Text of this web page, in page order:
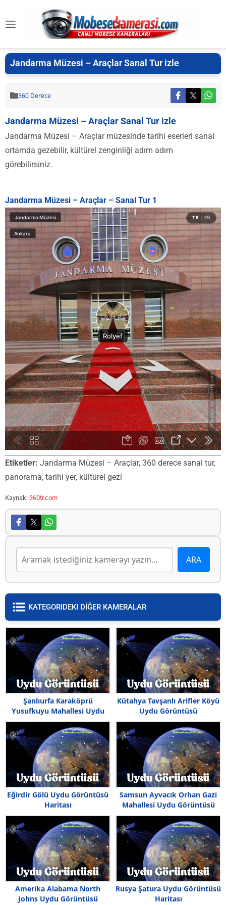
Jandarma Müzesi – Araçlar Sanal Tur izle
360 Derece
Jandarma Müzesi – Araçlar Sanal Tur izle
Jandarma Müzesi – Araçlar müzesinde tarihi eserleri sanal
ortamda gezebilir, kültürel zenginliği adım adım
görebilirsiniz.
Jandarma Müzesi – Araçlar – Sanal Tur 1
Etiketler: Jandarma Müzesi – Araçlar, 360 derece sanal tur,
panorama, tarihi yer, kültürel gezi
Kaynak: 360tr.com
KATEGORIDEKI DİĞER KAMERALAR
Şanlıurfa Karaköprü
Yusufkuyu Mahallesi Uydu
Görüntüsü Haritası
Kütahya Tavşanlı Arifler Köyü
Uydu Görüntüsü
Eğirdir Gölü Uydu Görüntüsü
Haritası
Samsun Ayvacık Orhan Gazi
Mahallesi Uydu Görüntüsü
Amerika Alabama North
Johns Uydu Görüntüsü
Rusya Şatura Uydu Görüntüsü
Haritası